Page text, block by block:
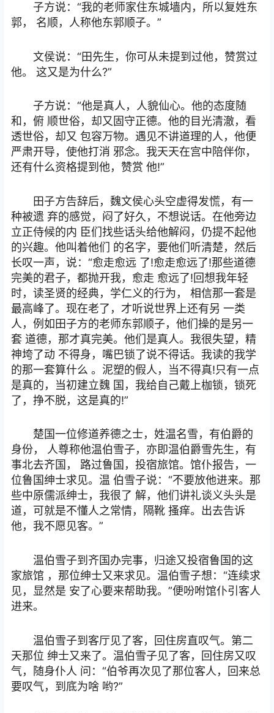
子方说：“我的老师家住东城墙内，所以复姓东
郭， 名顺，人称他东郭顺子。”
文侯说：“田先生，你可从未提到过他，赞赏过
他。 这又是为什么?”
子方说：“他是真人，人貌仙心。他的态度随
和，俯 顺世俗，却又固守正德。他的目光清澈，看
透世俗，却又 包容万物。遇见不讲道理的人，他便
严肃开导，使他打消 邪念。我天天在宫中陪伴你，
还有什么资格提到他，赞赏 他!”
田子方告辞后，魏文侯心头空虚得发慌，有一
种被遗 弃的感觉，闷了好久，不想说话。在他旁边
立正侍候的内 臣们找些话头给他解闷，仍提不起他
的兴趣。他叫着他们 的名字，要他们听清楚，然后
长叹一声，说：“愈走愈远 了!愈走愈远了!那些道德
完美的君子，都抛开我，愈走 愈远了!回想我年轻
时，读圣贤的经典，学仁义的行为， 相信那一套是
最高峰了。现在老了，才听说世界上还有另 一类
人，例如田子方的老师东郭顺子，他们操的是另一
套 道德，那才真完美。他们是真人。我很失望，精
神垮了动 不得身，嘴巴锁了说不得话。我读的我学
的那一套算什么 。泥塑的假人，当不得真!只有一点
是真的，当初建立魏 国，我给自己戴上枷锁，锁死
了，挣不脱，这是真的!”
楚国一位修道养德之士，姓温名雪，有伯爵的
身份， 人尊称他温伯雪子，亦即温伯爵雪先生，有
事北去齐国， 路过鲁国，投宿旅馆。馆仆报告，一
位鲁国绅士求见。温 伯雪子说：“不要放他进来。那
些中原儒派绅士，我很了 解，他们讲礼谈义头头是
道，可就是不懂人之常情，隔靴 搔痒。出去告诉
他，我不愿见客。”
温伯雪子到齐国办完事，归途又投宿鲁国的这
家旅馆 ，那位绅士又来求见。温伯雪子想：“连续求
见，显然是 安了心要来帮助我。”便吩咐馆仆引客人
进来。
温伯雪子到客厅见了客，回住房直叹气。第二
天那位 绅士又来了。温伯雪子见了客，回住房又叹
气，随身仆人 问：“伯爷再次见了那位客人，回来总
要叹气，到底为啥 哟?”